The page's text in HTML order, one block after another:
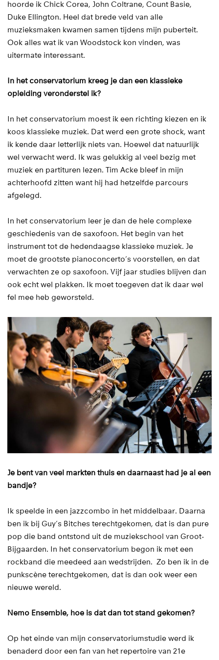
hoorde ik Chick Corea, John Coltrane, Count Basie,
Duke Ellington. Heel dat brede veld van alle
muzieksmaken kwamen samen tijdens mijn puberteit.
Ook alles wat ik van Woodstock kon vinden, was
uitermate interessant.
In het conservatorium kreeg je dan een klassieke
opleiding veronderstel ik?
In het conservatorium moest ik een richting kiezen en ik
koos klassieke muziek. Dat werd een grote shock, want
ik kende daar letterlijk niets van. Hoewel dat natuurlijk
wel verwacht werd. Ik was gelukkig al veel bezig met
muziek en partituren lezen. Tim Acke bleef in mijn
achterhoofd zitten want hij had hetzelfde parcours
afgelegd.
In het conservatorium leer je dan de hele complexe
geschiedenis van de saxofoon. Het begin van het
instrument tot de hedendaagse klassieke muziek. Je
moet de grootste pianoconcerto’s voorstellen, en dat
verwachten ze op saxofoon. Vijf jaar studies blijven dan
ook echt wel plakken. Ik moet toegeven dat ik daar wel
fel mee heb geworsteld.
Je bent van veel markten thuis en daarnaast had je al een
bandje?
Ik speelde in een jazzcombo in het middelbaar. Daarna
ben ik bij Guy’s Bitches terechtgekomen, dat is dan pure
pop die band ontstond uit de muziekschool van Groot-
Bijgaarden. In het conservatorium begon ik met een
rockband die meedeed aan wedstrijden. Zo ben ik in de
punkscène terechtgekomen, dat is dan ook weer een
nieuwe wereld.
Nemo Ensemble, hoe is dat dan tot stand gekomen?
Op het einde van mijn conservatoriumstudie werd ik
benaderd door een fan van het repertoire van 21e